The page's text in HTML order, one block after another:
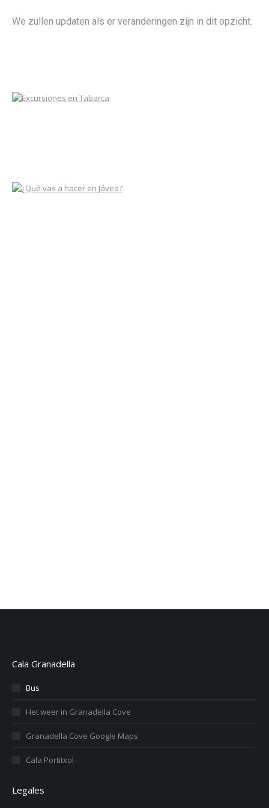
We zullen updaten als er veranderingen zijn in dit opzicht.
Cala Granadella
Bus
Het weer in Granadella Cove
Granadella Cove Google Maps
Cala Portitxol
Legales